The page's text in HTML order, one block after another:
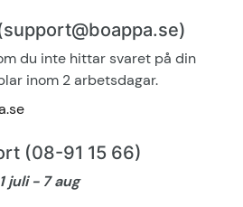
du inte hittar svaret på din
inom 2 arbetsdagar.
(08-91 15 66)
juli - 7 aug